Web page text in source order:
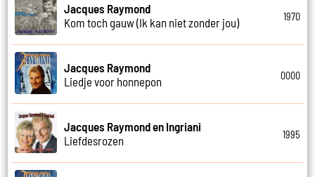
Jacques Raymond
Kom toch gauw (Ik kan niet zonder jou)
1970
Jacques Raymond
Liedje voor honnepon
0000
Jacques Raymond en Ingriani
Liefdesrozen
1995